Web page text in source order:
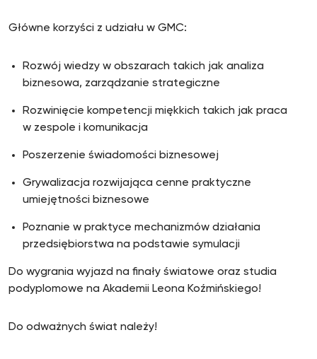
Główne korzyści z udziału w GMC:
Rozwój wiedzy w obszarach takich jak analiza
biznesowa, zarządzanie strategiczne
Rozwinięcie kompetencji miękkich takich jak praca
w zespole i komunikacja
Poszerzenie świadomości biznesowej
Grywalizacja rozwijająca cenne praktyczne
umiejętności biznesowe
Poznanie w praktyce mechanizmów działania
przedsiębiorstwa na podstawie symulacji
Do wygrania wyjazd na finały światowe oraz studia
podyplomowe na Akademii Leona Koźmińskiego!
Do odważnych świat należy!